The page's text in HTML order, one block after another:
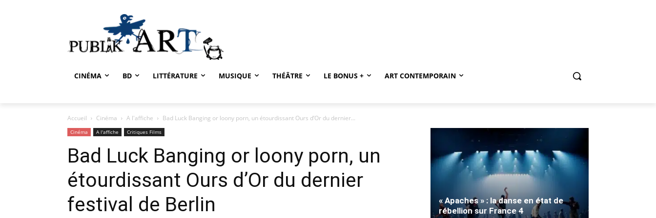
CINÉMA BD LITTÉRATURE MUSIQUE THÉÂTRE LE BONUS + ART CONTEMPORAIN
Accueil Cinéma A l'affiche Bad Luck Banging or loony porn, un étourdissant Ours d’Or du dernier...
Cinéma A l'affiche Critiques Films
Bad Luck Banging or loony porn, un
étourdissant Ours d’Or du dernier
festival de Berlin
« Apaches » : la danse en état de
rébellion sur France 4